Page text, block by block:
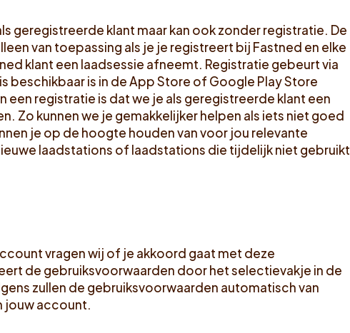
geregistreerde klant maar kan ook zonder registratie. De
van toepassing als je je registreert bij Fastned en elke
klant een laadsessie afneemt. Registratie gebeurt via
beschikbaar is in de App Store of Google Play Store
een registratie is dat we je als geregistreerde klant een
Zo kunnen we je gemakkelijker helpen als iets niet goed
je op de hoogte houden van voor jou relevante
laadstations of laadstations die tijdelijk niet gebruikt
vragen wij of je akkoord gaat met deze
de gebruiksvoorwaarden door het selectievakje in de
zullen de gebruiksvoorwaarden automatisch van
jouw account.